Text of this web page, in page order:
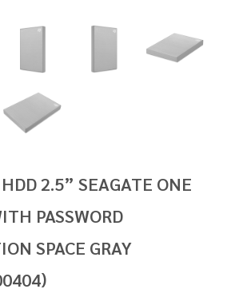
2.5” SEAGATE ONE
PASSWORD
SPACE GRAY